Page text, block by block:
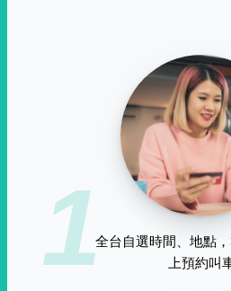
1全台自選時間、地點
上預約叫